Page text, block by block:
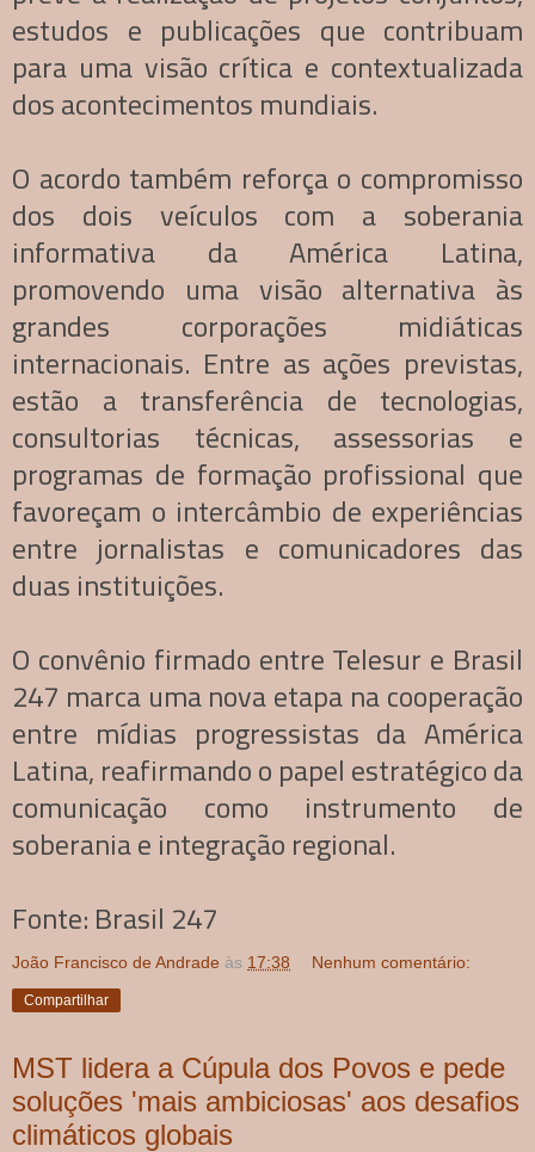
estudos e publicações que contribuam
para uma visão crítica e contextualizada
dos acontecimentos mundiais.
O acordo também reforça o compromisso
dos dois veículos com a soberania
informativa da América Latina,
promovendo uma visão alternativa às
grandes corporações midiáticas
internacionais. Entre as ações previstas,
estão a transferência de tecnologias,
consultorias técnicas, assessorias e
programas de formação profissional que
favoreçam o intercâmbio de experiências
entre jornalistas e comunicadores das
duas instituições.
O convênio firmado entre Telesur e Brasil
247 marca uma nova etapa na cooperação
entre mídias progressistas da América
Latina, reafirmando o papel estratégico da
comunicação como instrumento de
soberania e integração regional.
Fonte: Brasil 247
João Francisco de Andrade às 17:38 Nenhum comentário:
Compartilhar
MST lidera a Cúpula dos Povos e pede
soluções 'mais ambiciosas' aos desafios
climáticos globais